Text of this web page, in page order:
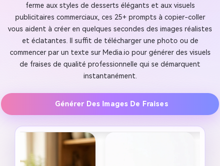
ferme aux styles de desserts élégants et aux visuels
publicitaires commerciaux, ces 25+ prompts à copier-coller
vous aident à créer en quelques secondes des images réalistes
et éclatantes. Il suffit de télécharger une photo ou de
commencer par un texte sur Media.io pour générer des visuels
de fraises de qualité professionnelle qui se démarquent
instantanément.
Générer Des Images De Fraises